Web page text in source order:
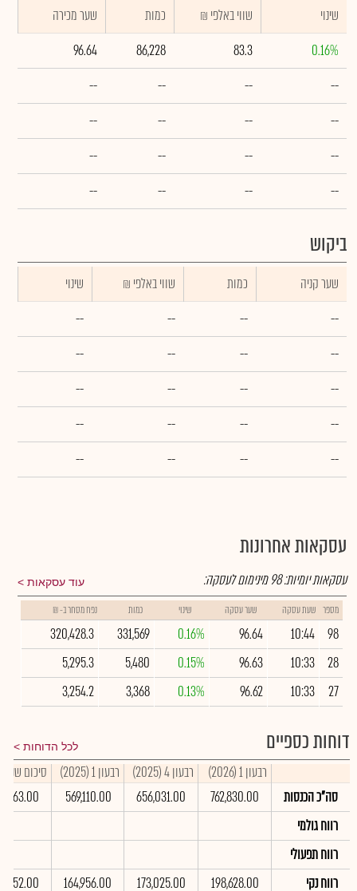
שינוי ₪ שווי באלפי כמות
שער מכירה
0.16%
83.3
86,228
96.64
--
--
--
--
--
--
--
--
--
--
--
--
--
--
--
--
ביקוש
שער קניה כמות ₪ שווי באלפי
שינוי
--
--
--
--
--
--
--
--
--
--
--
--
--
--
--
--
--
--
--
--
עסקאות אחרונות
עוד עסקאות עסקאות יומיות:98 מינימום לעסקה:
מספר שעת עסקה שער עסקה שינוי כמות נפח מסחר ב- ₪
98
10:44
96.64
0.16%
331,569
320,428.3
28
10:33
96.63
0.15%
5,480
5,295.3
27
10:33
96.62
0.13%
3,368
3,254.2
דוחות כספיים לכל הדוחות
רבעון 1 (2026) רבעון 4 (2025) רבעון 1 (2025)
סיכום שנתי 2025
סה"כ הכנסות
762,830.00
656,031.00
569,110.00
רווח גולמי
רווח תפעולי
רווח נקי
198,628.00
173,025.00
164,956.00